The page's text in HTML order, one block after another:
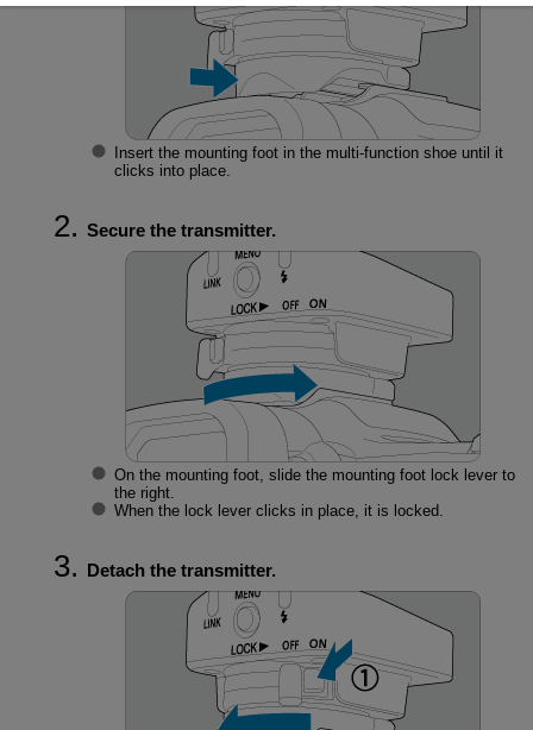
Insert the mounting foot in the multi-function shoe until it
clicks into place.
Secure the transmitter.
On the mounting foot, slide the mounting foot lock lever to
the right.
When the lock lever clicks in place, it is locked.
Detach the transmitter.